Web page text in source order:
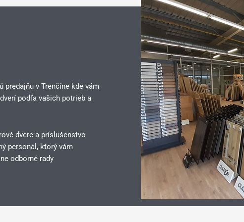
predajňu v Trenčíne kde vám
podľa vašich potrieb a
dvere a príslušenstvo
personál, ktorý vám
odborné rady